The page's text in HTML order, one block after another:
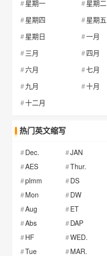
星期一 星期二
星期四
星期五
星期日
一月
三月
四月
六月
七月
九月
十月
十二月
热门英文缩写
Dec. JAN
AES
Thur.
plmm
DS
Mon
DW
Aug
ET
Abs
DAP
HF
WED.
Tue
MAR.